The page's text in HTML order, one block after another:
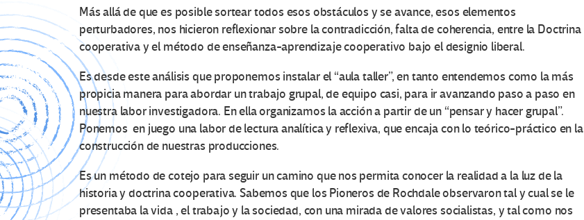
Más allá de que es posible sortear todos esos obstáculos y se avance, esos elementos
perturbadores, nos hicieron reflexionar sobre la contradicción, falta de coherencia, entre la Doctrina
cooperativa y el método de enseñanza-aprendizaje cooperativo bajo el designio liberal.
Es desde este análisis que proponemos instalar el “aula taller”, en tanto entendemos como la más
propicia manera para abordar un trabajo grupal, de equipo casi, para ir avanzando paso a paso en
nuestra labor investigadora. En ella organizamos la acción a partir de un “pensar y hacer grupal”.
Ponemos en juego una labor de lectura analítica y reflexiva, que encaja con lo teórico-práctico en la
construcción de nuestras producciones.
Es un método de cotejo para seguir un camino que nos permita conocer la realidad a la luz de la
historia y doctrina cooperativa. Sabemos que los Pioneros de Rochdale observaron tal y cual se le
presentaba la vida , el trabajo y la sociedad, con una mirada de valores socialistas, y tal como nos